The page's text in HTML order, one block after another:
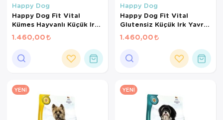
Happy Dog
Happy Dog Fit Vital
Kümes Hayvanlı Küçük Irk
Yaşlı Köpek Maması 4 Kg
1.460,00
Happy Dog
Happy Dog Fit Vital
Glutensiz Küçük Irk Yavru
Köpek Maması 4 Kg
1.460,00
YENI YENI